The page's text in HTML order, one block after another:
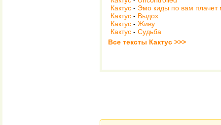
Кактус - Эмо киды по вам плачет
Кактус - Выдох
Кактус - Живу
Кактус - Судьба
Все тексты Кактус >>>